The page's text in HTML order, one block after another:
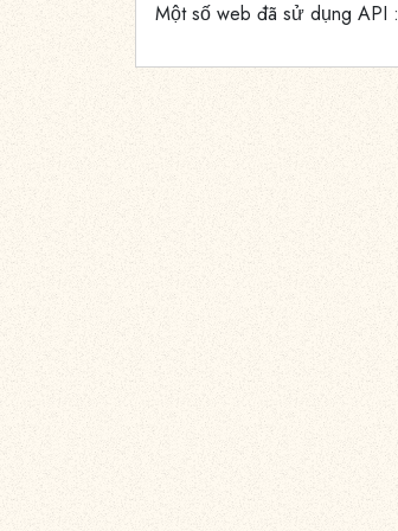
Một số web đã sử dụng API :